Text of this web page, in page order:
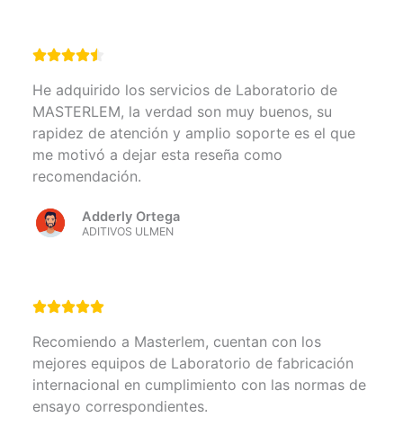
He adquirido los servicios de Laboratorio de
MASTERLEM, la verdad son muy buenos, su
rapidez de atención y amplio soporte es el que
me motivó a dejar esta reseña como
recomendación.
Adderly Ortega
ADITIVOS ULMEN
Recomiendo a Masterlem, cuentan con los
mejores equipos de Laboratorio de fabricación
internacional en cumplimiento con las normas de
ensayo correspondientes.